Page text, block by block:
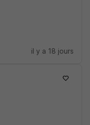
il y a 18 jours